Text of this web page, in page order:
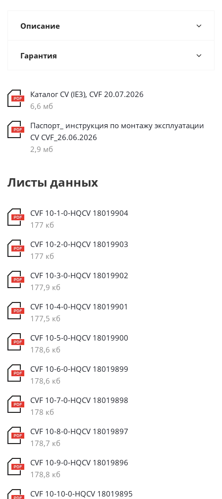
Описание
Гарантия
Каталог CV (IE3), CVF 20.07.2026
6,6 мб
Паспорт_ инструкция по монтажу эксплуатации
CV CVF_26.06.2026
2,9 мб
Листы данных
CVF 10-1-0-HQCV 18019904
177 кб
CVF 10-2-0-HQCV 18019903
177 кб
CVF 10-3-0-HQCV 18019902
177,9 кб
CVF 10-4-0-HQCV 18019901
177,5 кб
CVF 10-5-0-HQCV 18019900
178,6 кб
CVF 10-6-0-HQCV 18019899
178,6 кб
CVF 10-7-0-HQCV 18019898
178 кб
CVF 10-8-0-HQCV 18019897
178,7 кб
CVF 10-9-0-HQCV 18019896
178,8 кб
CVF 10-10-0-HQCV 18019895